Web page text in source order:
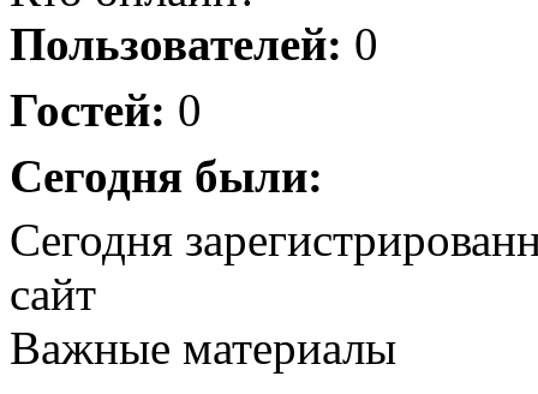
Пользователей: 0
Гостей: 0
Сегодня были:
Сегодня
сайт
Важные материалы